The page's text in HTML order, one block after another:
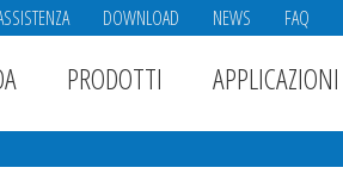
DOWNLOAD NEWS FAQ
PRODOTTI APPLICAZIONI